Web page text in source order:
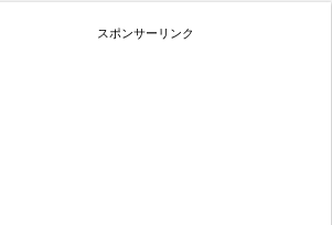
スポンサーリンク